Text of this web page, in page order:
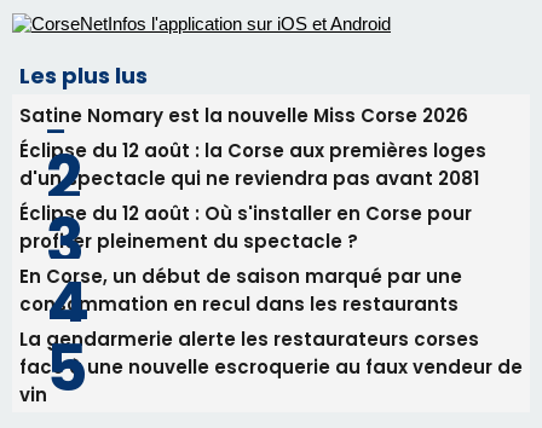
consommation en recul dans les restaurants
face à une nouvelle escroquerie au faux vendeur de
vin
Newsletter
Inscrivez-vous à la newsletter de CNI et recevez par
email les infos les plus importantes et une sélection de
nos meilleurs articles